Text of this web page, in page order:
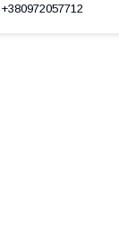
+380972057712